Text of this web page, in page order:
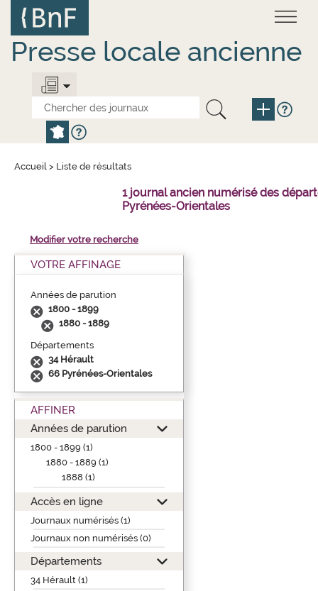
contenu
principal
Presse locale ancienne
Accueil > Liste de résultats
1 journal ancien numérisé des
Pyrénées-Orientales
Modifier votre recherche
VOTRE AFFINAGE
Années de parution
1800 - 1899
1880 - 1889
Départements
34 Hérault
66 Pyrénées-Orientales
AFFINER
Années de parution
1800 - 1899 (1)
1880 - 1889 (1)
1888 (1)
Accès en ligne
Journaux numérisés (1)
Journaux non numérisés (0)
Départements
34 Hérault (1)
Panneau de gestion des cookies